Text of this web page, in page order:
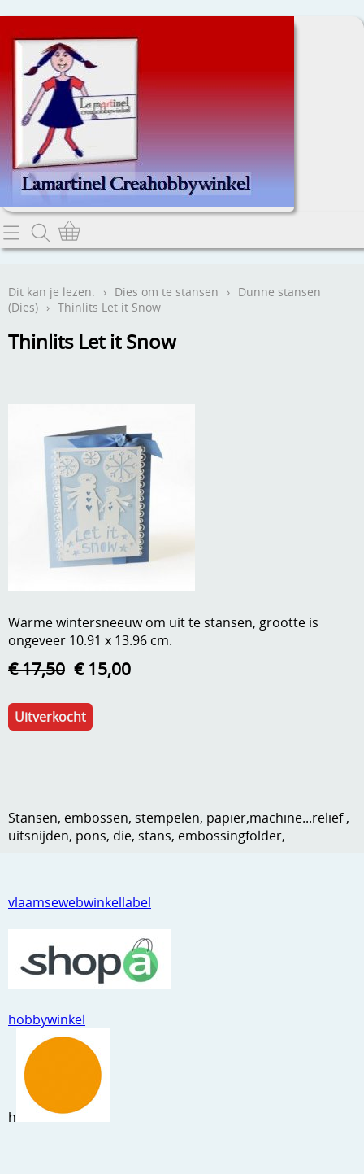
Home
Contact
Webwinkel
Aanbiedingen
Andere
Boeken en magazines
Dies om te stansen
DVD-CD
Handige extra's
Hechtingsmaterialen
Hout , MDF, kartonmateriaal, steen
Kleurmateriaal-tekenmateriaal
Leuke versieringen
Merken
Papier en karton
Ponsen
Ribbelaar
Speciaal papier
Stans machine en embossing machines
Stempels en zo
Verzend - en verpakkingsk
Mijn account
Anders creatief
vlaamsewebwinkellabel
hobbywinkel
h
Dit kan je lezen. › Dies om te stansen › Dunne stansen
(Dies) › Thinlits Let it Snow
Thinlits Let it Snow
Warme wintersneeuw om uit te stansen, grootte is
ongeveer 10.91 x 13.96 cm.
€ 17,50 € 15,00
Uitverkocht
Stansen, embossen, stempelen, papier,machine...reliëf ,
uitsnijden, pons, die, stans, embossingfolder,